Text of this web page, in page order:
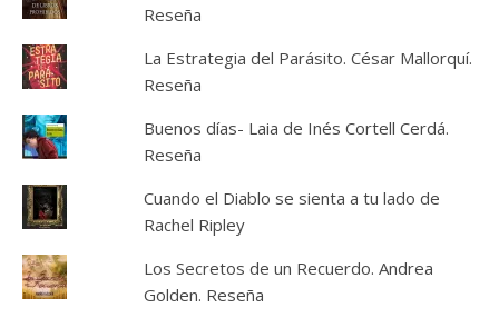
Reseña
La Estrategia del Parásito. César Mallorquí.
Reseña
Buenos días- Laia de Inés Cortell Cerdá.
Reseña
Cuando el Diablo se sienta a tu lado de
Rachel Ripley
Los Secretos de un Recuerdo. Andrea
Golden. Reseña